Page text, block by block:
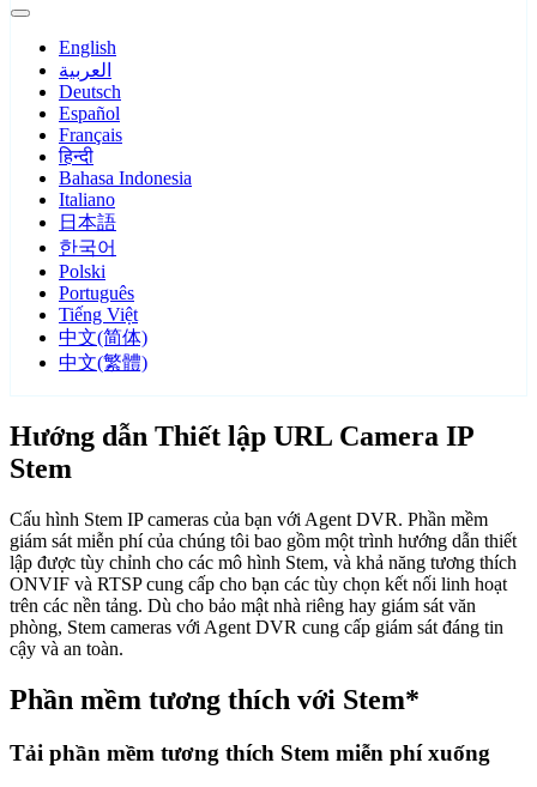
English
العربية
Deutsch
Español
Français
हिन्दी
Bahasa Indonesia
Italiano
日本語
한국어
Polski
Português
Tiếng Việt
中文(简体)
中文(繁體)
Hướng dẫn Thiết lập URL Camera IP
Stem
Cấu hình Stem IP cameras của bạn với Agent DVR. Phần mềm
giám sát miễn phí của chúng tôi bao gồm một trình hướng dẫn thiết
lập được tùy chỉnh cho các mô hình Stem, và khả năng tương thích
ONVIF và RTSP cung cấp cho bạn các tùy chọn kết nối linh hoạt
trên các nền tảng. Dù cho bảo mật nhà riêng hay giám sát văn
phòng, Stem cameras với Agent DVR cung cấp giám sát đáng tin
cậy và an toàn.
Phần mềm tương thích với Stem*
Tải phần mềm tương thích Stem miễn phí xuống